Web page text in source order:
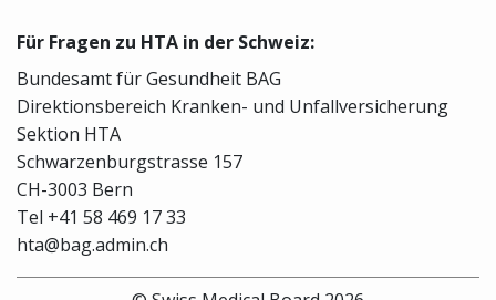
Für Fragen zu HTA in der Schweiz:
Bundesamt für Gesundheit BAG
Direktionsbereich Kranken- und Unfallversicherung
Sektion HTA
Schwarzenburgstrasse 157
CH-3003 Bern
Tel +41 58 469 17 33
hta@bag.admin.ch